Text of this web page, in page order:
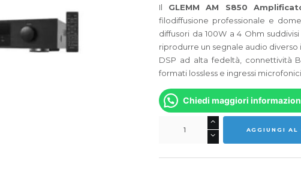
Il GLEMM AM S850
filodiffusione professionale e
diffusori da 100W a 4 Ohm
riprodurre un segnale audio
DSP ad alta fedeltà, connettività
formati lossless e ingressi
Chiedi maggiori
AGGIUNGI AL